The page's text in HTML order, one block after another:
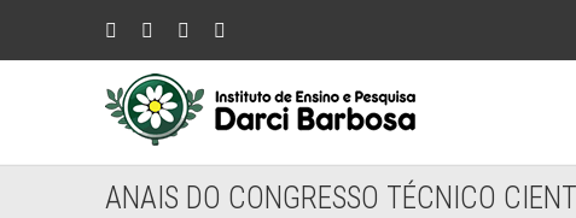
InstagramFacebookYouTube
ANAIS DO CONGRESSO TÉCNICO